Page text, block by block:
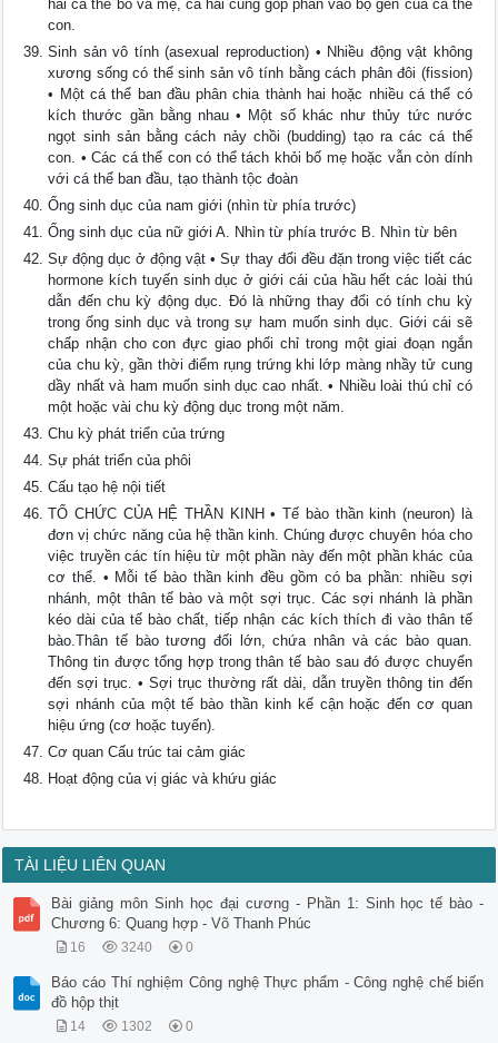
hai cá thể bố và mẹ, cả hai cùng góp phần vào bộ gen của cá thể
con.
Sinh sản vô tính (asexual reproduction) • Nhiều động vật không
xương sống có thể sinh sản vô tính bằng cách phân đôi (fission)
• Một cá thể ban đầu phân chia thành hai hoặc nhiều cá thể có
kích thước gần bằng nhau • Một số khác như thủy tức nước
ngọt sinh sản bằng cách nảy chồi (budding) tạo ra các cá thể
con. • Các cá thể con có thể tách khỏi bố mẹ hoặc vẫn còn dính
với cá thể ban đầu, tạo thành tộc đoàn
Ống sinh dục của nam giới (nhìn từ phía trước)
Ống sinh dục của nữ giới A. Nhìn từ phía trước B. Nhìn từ bên
Sự động dục ở động vật • Sự thay đổi đều đặn trong việc tiết các
hormone kích tuyến sinh dục ở giới cái của hầu hết các loài thú
dẫn đến chu kỳ động dục. Ðó là những thay đổi có tính chu kỳ
trong ống sinh dục và trong sự ham muốn sinh dục. Giới cái sẽ
chấp nhận cho con đực giao phối chỉ trong một giai đoạn ngắn
của chu kỳ, gần thời điểm rụng trứng khi lớp màng nhầy tử cung
dầy nhất và ham muốn sinh dục cao nhất. • Nhiều loài thú chỉ có
một hoặc vài chu kỳ động dục trong một năm.
Chu kỳ phát triển của trứng
Sự phát triển của phôi
Cấu tạo hệ nội tiết
TỔ CHỨC CỦA HỆ THẦN KINH • Tế bào thần kinh (neuron) là
đơn vị chức năng của hệ thần kinh. Chúng được chuyên hóa cho
việc truyền các tín hiệu từ một phần này đến một phần khác của
cơ thể. • Mỗi tế bào thần kinh đều gồm có ba phần: nhiều sợi
nhánh, một thân tế bào và một sợi trục. Các sợi nhánh là phần
kéo dài của tế bào chất, tiếp nhận các kích thích đi vào thân tế
bào.Thân tế bào tương đối lớn, chứa nhân và các bào quan.
Thông tin được tổng hợp trong thân tế bào sau đó được chuyển
đến sợi trục. • Sợi trục thường rất dài, dẫn truyền thông tin đến
sợi nhánh của một tế bào thần kinh kế cận hoặc đến cơ quan
hiệu ứng (cơ hoặc tuyến).
Cơ quan Cấu trúc tai cảm giác
Hoạt động của vị giác và khứu giác
TÀI LIỆU LIÊN QUAN
Bài giảng môn Sinh học đại cương - Phần 1: Sinh học tế bào -
Chương 6: Quang hợp - Võ Thanh Phúc
16 3240 0
Báo cáo Thí nghiệm Công nghệ Thực phẩm - Công nghệ chế biến
đồ hộp thịt
14 1302 0